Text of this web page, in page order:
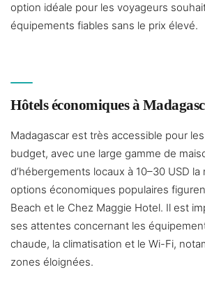
option idéale pour les voyageurs
équipements fiables sans le prix élevé.
Hôtels économiques à
Madagascar est très accessible pour
budget, avec une large gamme de
d’hébergements locaux à 10–30 USD la
options économiques populaires
Beach et le Chez Maggie Hotel. Il est
ses attentes concernant les
chaude, la climatisation et le Wi-Fi,
zones éloignées.